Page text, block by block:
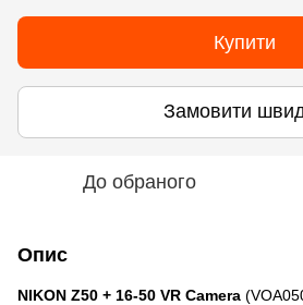
Купити
Замовити
До обраного
Опис
NIKON Z50 + 16-50 VR Camera